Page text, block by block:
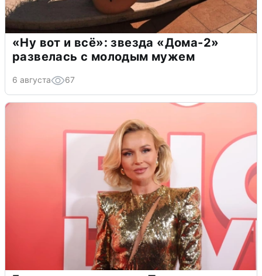
«Ну вот и всё»: звезда «Дома-2»
развелась с молодым мужем
6 августа 67